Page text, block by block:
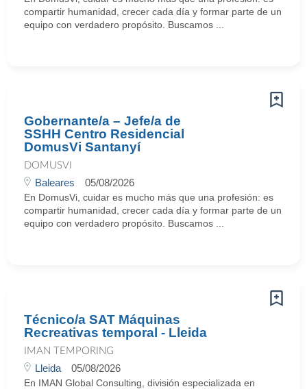
compartir humanidad, crecer cada día y formar parte de un
equipo con verdadero propósito. Buscamos ...
Gobernante/a – Jefe/a de
SSHH Centro Residencial
DomusVi Santanyí
DOMUSVI
Baleares 05/08/2026
En DomusVi, cuidar es mucho más que una profesión: es
compartir humanidad, crecer cada día y formar parte de un
equipo con verdadero propósito. Buscamos ...
Técnico/a SAT Máquinas
Recreativas temporal - Lleida
IMAN TEMPORING
Lleida 05/08/2026
En IMAN Global Consulting, división especializada en